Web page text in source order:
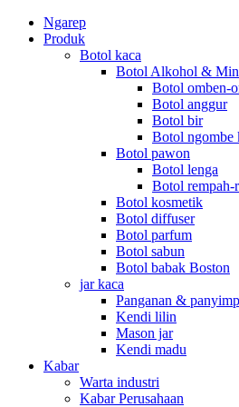
Ngarep
Produk
Botol kaca
Botol Alkohol &
Botol omben-
Botol anggur
Botol bir
Botol ngombe
Botol pawon
Botol lenga
Botol rempah-
Botol kosmetik
Botol diffuser
Botol parfum
Botol sabun
Botol babak Boston
jar kaca
Panganan &
Kendi lilin
Mason jar
Kendi madu
Kabar
Warta industri
Kabar Perusahaan